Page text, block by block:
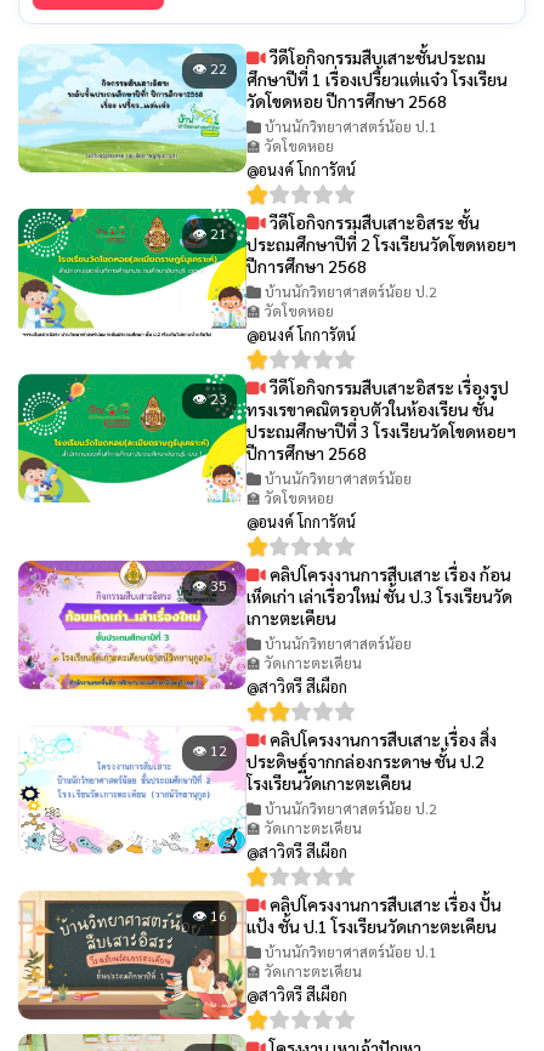
👁 22
วีดีโอกิจกรรมสืบเสาะชั้นประถม
ศึกษาปีที่ 1 เรื่องเปรี้ยวเเต่เเจ๋ว โรงเรียน
วัดโขดหอย ปีการศึกษา 2568
บ้านนักวิทยาศาสตร์น้อย ป.1
🏫 วัดโขดหอย
@อนงค์ โกการัตน์
👁 21
วีดีโอกิจกรรมสืบเสาะอิสระ ชั้น
ประถมศึกษาปีที่ 2 โรงเรียนวัดโขดหอยฯ
ปีการศึกษา 2568
บ้านนักวิทยาศาสตร์น้อย ป.2
🏫 วัดโขดหอย
@อนงค์ โกการัตน์
👁 23
วีดีโอกิจกรรมสืบเสาะอิสระ เรื่องรูป
ทรงเรขาคณิตรอบตัวในห้องเรียน ชั้น
ประถมศึกษาปีที่ 3 โรงเรียนวัดโขดหอยฯ
ปีการศึกษา 2568
บ้านนักวิทยาศาสตร์น้อย
🏫 วัดโขดหอย
@อนงค์ โกการัตน์
👁 35
คลิปโครงงานการสืบเสาะ เรื่อง ก้อน
เห็ดเก่า เล่าเรื่อวใหม่ ชั้น ป.3 โรงเรียนวัด
เกาะตะเคียน
บ้านนักวิทยาศาสตร์น้อย
🏫 วัดเกาะตะเคียน
@สาวิตรี สีเผือก
👁 12
คลิปโครงงานการสืบเสาะ เรื่อง สิ่ง
ประดิษฐ์จากกล่องกระดาษ ชั้น ป.2
โรงเรียนวัดเกาะตะเคียน
บ้านนักวิทยาศาสตร์น้อย ป.2
🏫 วัดเกาะตะเคียน
@สาวิตรี สีเผือก
👁 16
คลิปโครงงานการสืบเสาะ เรื่อง ปั้น
แป้ง ชั้น ป.1 โรงเรียนวัดเกาะตะเคียน
บ้านนักวิทยาศาสตร์น้อย ป.1
🏫 วัดเกาะตะเคียน
@สาวิตรี สีเผือก